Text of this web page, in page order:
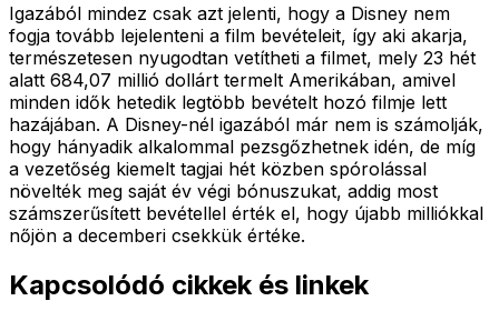
Igazából mindez csak azt jelenti, hogy a Disney nem
fogja tovább lejelenteni a film bevételeit, így aki akarja,
természetesen nyugodtan vetítheti a filmet, mely 23 hét
alatt 684,07 millió dollárt termelt Amerikában, amivel
minden idők hetedik legtöbb bevételt hozó filmje lett
hazájában. A Disney-nél igazából már nem is számolják,
hogy hányadik alkalommal pezsgőzhetnek idén, de míg
a vezetőség kiemelt tagjai hét közben spórolással
növelték meg saját év végi bónuszukat, addig most
számszerűsített bevétellel érték el, hogy újabb milliókkal
nőjön a decemberi csekkük értéke.
Kapcsolódó cikkek és linkek